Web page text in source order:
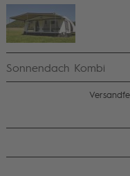
Sonnendach Kombi